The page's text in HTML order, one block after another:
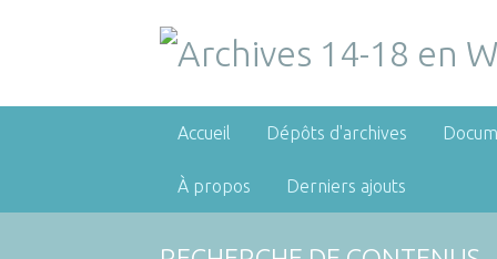
Accueil Dépôts d'archives
À propos Derniers ajouts